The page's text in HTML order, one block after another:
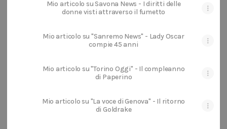
Mio articolo su Savona News - I diritti delle
donne visti attraverso il fumetto
Mio articolo su "Sanremo News" - Lady Oscar
compie 45 anni
Mio articolo su "Torino Oggi" - Il compleanno
di Paperino
Mio articolo su "La voce di Genova" - Il ritorno
di Goldrake